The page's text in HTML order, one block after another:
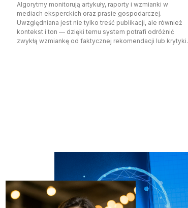
Algorytmy monitorują artykuły, raporty i wzmianki w
mediach eksperckich oraz prasie gospodarczej.
Uwzględniana jest nie tylko treść publikacji, ale również
kontekst i ton — dzięki temu system potrafi odróżnić
zwykłą wzmiankę od faktycznej rekomendacji lub krytyki.